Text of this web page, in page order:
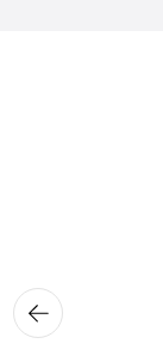
뒤로가
기